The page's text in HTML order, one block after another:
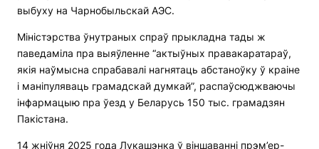
выбуху на Чарнобыльскай АЭС.
Міністэрства ўнутраных спраў прыкладна тады ж
паведаміла пра выяўленне “актыўных правакаратараў,
якія наўмысна спрабавалі нагнятаць абстаноўку ў краіне
і маніпуляваць грамадскай думкай”, распаўсюджваючы
інфармацыю пра ўезд у Беларусь 150 тыс. грамадзян
Пакістана.
14 жніўня 2025 года Лукашэнка ў віншаванні прэм’ер-